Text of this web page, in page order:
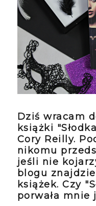
Dziś wracam
książki
Cory Reilly.
nikomu
jeśli nie
blogu
książek. Czy
porwała mnie